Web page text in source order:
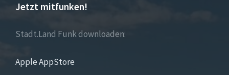
Jetzt mitfunken!
Stadt.Land Funk downloaden:
Apple AppStore